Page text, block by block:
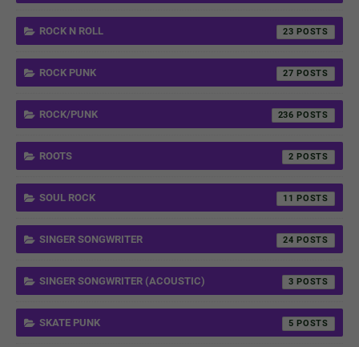
ROCK N ROLL 23
ROCK PUNK 27
ROCK/PUNK 236
ROOTS 2
SOUL ROCK 11
SINGER SONGWRITER 24
SINGER SONGWRITER (ACOUSTIC) 3
SKATE PUNK 5